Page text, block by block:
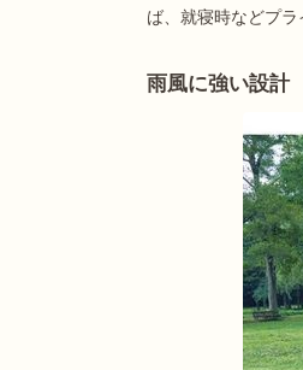
ば、就寝時などプラ
雨風に強い設計